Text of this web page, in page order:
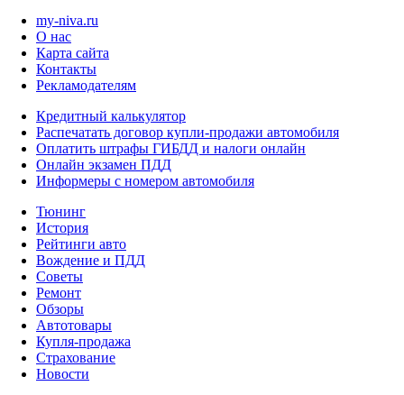
my-niva.ru
О нас
Карта сайта
Контакты
Рекламодателям
Кредитный калькулятор
Распечатать договор купли-продажи автомобиля
Оплатить штрафы ГИБДД и налоги онлайн
Онлайн экзамен ПДД
Информеры с номером автомобиля
Тюнинг
История
Рейтинги авто
Вождение и ПДД
Советы
Ремонт
Обзоры
Автотовары
Купля-продажа
Страхование
Новости